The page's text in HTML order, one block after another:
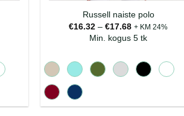
Russell naiste polo
€16.32 – €17.68Hinnavahemik:
€16.32
kuni
+ KM 24%
Min. kogus 5 tk